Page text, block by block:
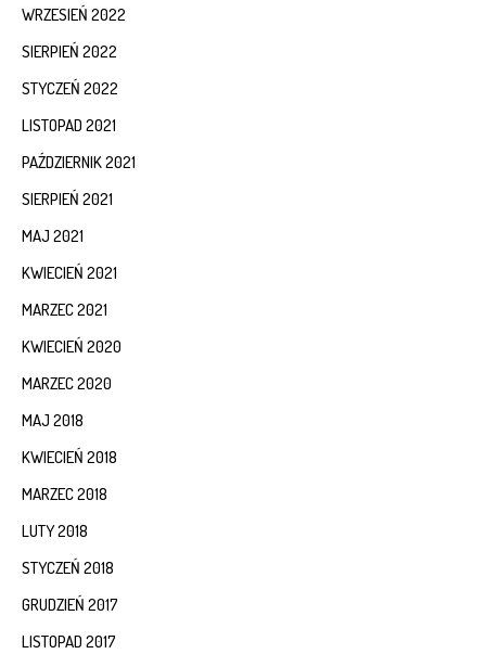
WRZESIEŃ 2022
SIERPIEŃ 2022
STYCZEŃ 2022
LISTOPAD 2021
PAŹDZIERNIK 2021
SIERPIEŃ 2021
MAJ 2021
KWIECIEŃ 2021
MARZEC 2021
KWIECIEŃ 2020
MARZEC 2020
MAJ 2018
KWIECIEŃ 2018
MARZEC 2018
LUTY 2018
STYCZEŃ 2018
GRUDZIEŃ 2017
LISTOPAD 2017